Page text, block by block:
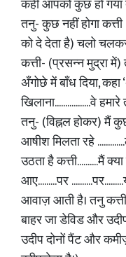
कहीं आपको कुछ हो गया
तनु- कुछ नहीं होगा
को दे देता है) चलो
कत्ती- (प्रसन्न मुद्रा
अँगोछे में बाँध दिया,
खिलाना.................वे हमारे
तनु- (विह्नल होकर) मैं
आषीश मिलता रहे
उठता है कत्ती..........मैं
आए.........पर
आवाज़ आती है। तनु
बाहर जा डेविड और
उदीप दोनों पैंट और